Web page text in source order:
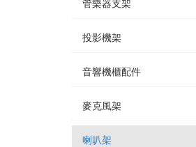
管樂器支架
投影機架
音響機櫃配件
麥克風架
喇叭架